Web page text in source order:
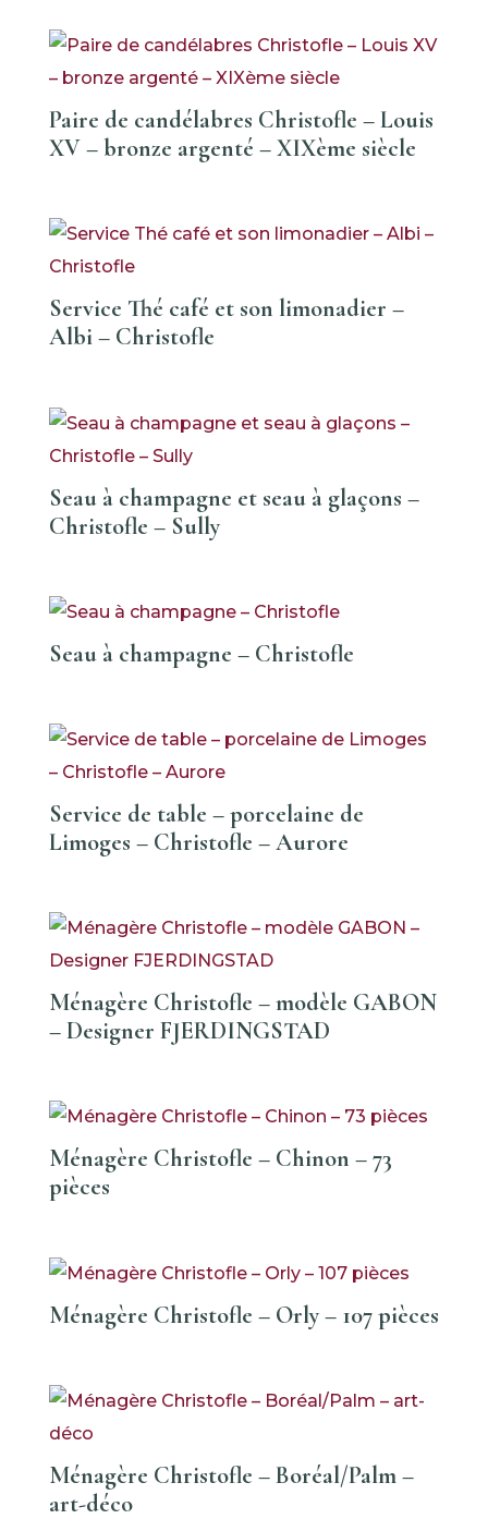
Paire de candélabres Christofle – Louis
XV – bronze argenté – XIXème siècle
Service Thé café et son limonadier –
Albi – Christofle
Seau à champagne et seau à glaçons –
Christofle – Sully
Seau à champagne – Christofle
Service de table – porcelaine de
Limoges – Christofle – Aurore
Ménagère Christofle – modèle GABON
– Designer FJERDINGSTAD
Ménagère Christofle – Chinon – 73
pièces
Ménagère Christofle – Orly – 107 pièces
Ménagère Christofle – Boréal/Palm –
art-déco